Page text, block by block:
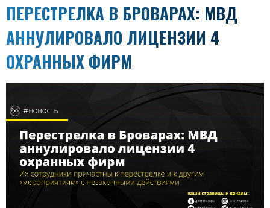
ПЕРЕСТРЕЛКА В БРОВАРАХ: МВД
АННУЛИРОВАЛО ЛИЦЕНЗИИ 4
ОХРАННЫХ ФИРМ